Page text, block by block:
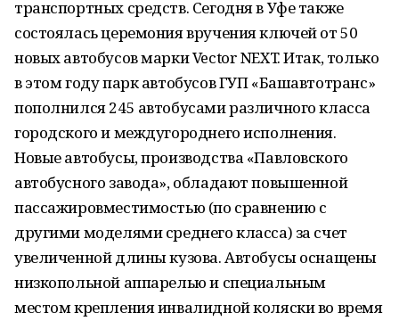
транспортных средств. Сегодня в Уфе также
состоялась церемония вручения ключей от 50
новых автобусов марки Vector NEXT. Итак, только
в этом году парк автобусов ГУП «Башавтотранс»
пополнился 245 автобусами различного класса
городского и междугороднего исполнения.
Новые автобусы, производства «Павловского
автобусного завода», обладают повышенной
пассажировместимостью (по сравнению с
другими моделями среднего класса) за счет
увеличенной длины кузова. Автобусы оснащены
низкопольной аппарелью и специальным
местом крепления инвалидной коляски во время